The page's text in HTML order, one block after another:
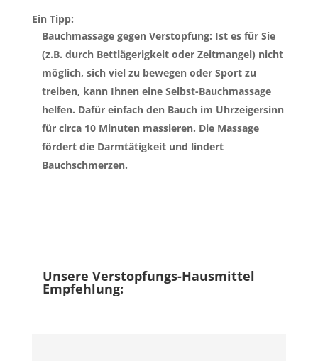
Ein Tipp:
Bauchmassage gegen Verstopfung: Ist es für Sie
(z.B. durch Bettlägerigkeit oder Zeitmangel) nicht
möglich, sich viel zu bewegen oder Sport zu
treiben, kann Ihnen eine Selbst-Bauchmassage
helfen. Dafür einfach den Bauch im Uhrzeigersinn
für circa 10 Minuten massieren. Die Massage
fördert die Darmtätigkeit und lindert
Bauchschmerzen.
Unsere Verstopfungs-Hausmittel
Empfehlung: